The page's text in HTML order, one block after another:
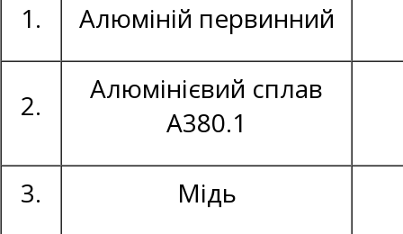
1. Алюміній первинний
2.
Алюмінієвий сплав
А380.1
3. Мідь